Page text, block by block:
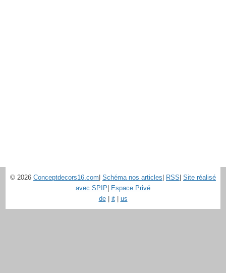
© 2026 Conceptdecors16.com| Schéma nos articles| RSS| Site réalisé
avec SPIP| Espace Privé
de| it| us